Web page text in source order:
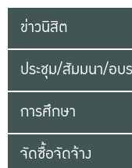
ข่าวนิสิต
ประชุม/สัมมนา/อบ
การศึกษา
จัดซื้อจัดจ้าง